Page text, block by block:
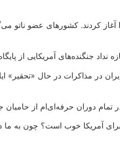
کردند. کشورهای عضو ناتو
نداد جنگنده‌های آمریکایی از
در مذاکرات در حال «تحقیر»
تمام دوران حرفه‌ای‌ام از حامیان
برای آمریکا خوب است؟ چون به